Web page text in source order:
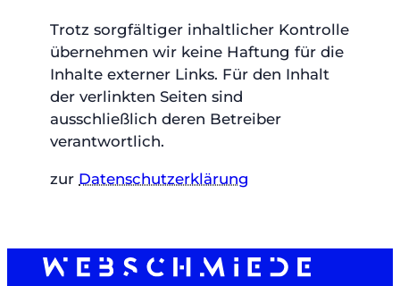
Trotz sorgfältiger inhaltlicher Kontrolle
übernehmen wir keine Haftung für die
Inhalte externer Links. Für den Inhalt
der verlinkten Seiten sind
ausschließlich deren Betreiber
verantwortlich.
zur Datenschutzerklärung